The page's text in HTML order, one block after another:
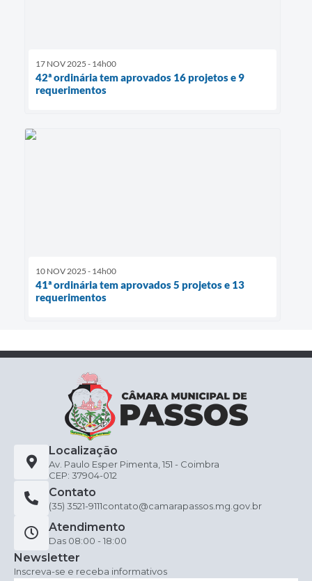
17 NOV 2025 - 14h00
42ª ordinária tem aprovados 16 projetos e 9
requerimentos
10 NOV 2025 - 14h00
41ª ordinária tem aprovados 5 projetos e 13
requerimentos
Localização
Av. Paulo Esper Pimenta, 151 - Coimbra
CEP: 37904-012
Contato
(35) 3521-9111contato@camarapassos.mg.gov.br
Atendimento
Das 08:00 - 18:00
Newsletter
Inscreva-se e receba informativos